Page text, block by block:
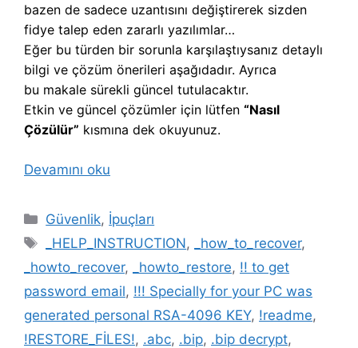
bazen de sadece uzantısını değiştirerek sizden
fidye talep eden zararlı yazılımlar…
Eğer bu türden bir sorunla karşılaştıysanız detaylı
bilgi ve çözüm önerileri aşağıdadır. Ayrıca
bu makale sürekli güncel tutulacaktır.
Etkin ve güncel çözümler için lütfen “Nasıl
Çözülür” kısmına dek okuyunuz.
Devamını oku
Kategoriler
Güvenlik, İpuçları
Etiketler
_HELP_INSTRUCTION, _how_to_recover,
_howto_recover, _howto_restore, !! to get
password email, !!! Specially for your PC was
generated personal RSA-4096 KEY, !readme,
!RESTORE_FİLES!, .abc, .bip, .bip decrypt,